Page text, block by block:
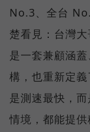
No.3、全台
楚看見：台灣
是一套兼顧涵
構，也重新定
是測速最快，
情境，都能提